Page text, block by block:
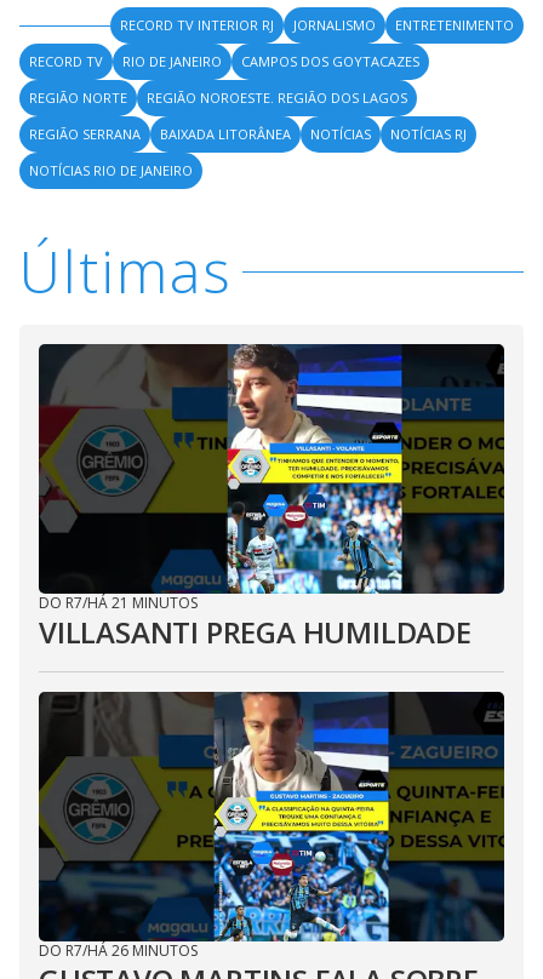
RECORD TV INTERIOR RJ JORNALISMO
ENTRETENIMENTO
RECORD TV
RIO DE JANEIRO
CAMPOS DOS GOYTACAZES
REGIÃO NORTE
REGIÃO NOROESTE. REGIÃO DOS LAGOS
REGIÃO SERRANA
BAIXADA LITORÂNEA NOTÍCIAS
NOTÍCIAS RJ
NOTÍCIAS RIO DE JANEIRO
Últimas
DO R7/HÁ 21 MINUTOS
VILLASANTI PREGA HUMILDADE
DO R7/HÁ 26 MINUTOS